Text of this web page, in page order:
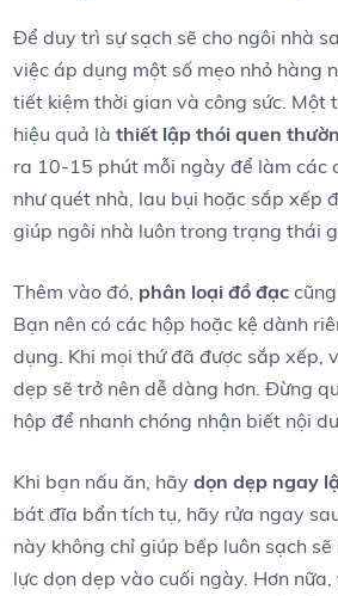
Để duy trì sự sạch sẽ cho ​ngôi nhà‍
việc áp dụng một số mẹo⁢ nhỏ hàng
⁢tiết kiệm thời ‍gian và công sức. Một
hiệu quả làthiết lập thói ‌quen
ra 10-15 phút mỗi ngày ⁤để làm các
⁤như quét nhà, lau bụi hoặc sắp xếp
giúp ngôi nhà ​luôn trong trạng thái
Thêm vào đó, phân ⁢loại đồ đạc
Bạn nên có các ⁢hộp hoặc kệ dành
dụng.⁢ Khi ​mọi thứ đã được ​sắp⁣ xếp,
dẹp sẽ ‍trở nên dễ dàng hơn. Đừng⁤
hộp‌ để ⁤nhanh chóng ⁤nhận biết nội⁣
Khi‌ bạn nấu ⁤ăn, hãydọn dẹp ngay
bát đĩa bẩn tích tụ, ​hãy rửa ngay⁣
này không chỉ giúp⁤ bếp luôn sạch
lực dọn dẹp vào cuối ngày. Hơn